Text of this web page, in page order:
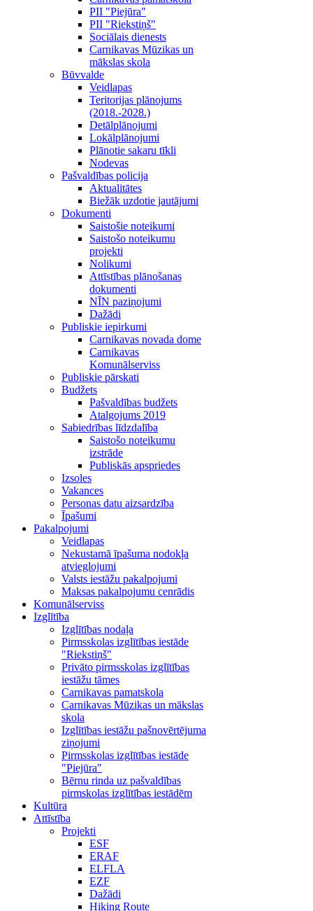
PII "Piejūra"
PII "Riekstiņš"
Sociālais dienests
Carnikavas Mūzikas un
mākslas skola
Būvvalde
Veidlapas
Teritorijas plānojums
(2018.-2028.)
Detālplānojumi
Lokālplānojumi
Plānotie sakaru tīkli
Nodevas
Pašvaldības policija
Aktualitātes
Biežāk uzdotie jautājumi
Dokumenti
Saistošie noteikumi
Saistošo noteikumu
projekti
Nolikumi
Attīstības plānošanas
dokumenti
NĪN paziņojumi
Dažādi
Publiskie iepirkumi
Carnikavas novada dome
Carnikavas
Komunālserviss
Publiskie pārskati
Budžets
Pašvaldības budžets
Atalgojums 2019
Sabiedrības līdzdalība
Saistošo noteikumu
izstrāde
Publiskās apspriedes
Izsoles
Vakances
Personas datu aizsardzība
Īpašumi
Pakalpojumi
Veidlapas
Nekustamā īpašuma nodokļa
atvieglojumi
Valsts iestāžu pakalpojumi
Maksas pakalpojumu cenrādis
Komunālserviss
Izglītība
Izglītības nodaļa
Pirmsskolas izglītības iestāde
"Riekstiņš"
Privāto pirmsskolas izglītības
iestāžu tāmes
Carnikavas pamatskola
Carnikavas Mūzikas un mākslas
skola
Izglītības iestāžu pašnovērtējuma
ziņojumi
Pirmsskolas izglītības iestāde
"Piejūra"
Bērnu rinda uz pašvaldības
pirmskolas izglītības iestādēm
Kultūra
Attīstība
Projekti
ESF
ERAF
ELFLA
EZF
Dažādi
Hiking Route